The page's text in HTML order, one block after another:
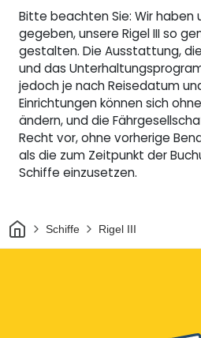
Bitte beachten Sie: Wir haben
gegeben, unsere Rigel III so
gestalten. Die Ausstattung,
und das
jedoch je nach Reisedatum
Einrichtungen können sich
ändern, und die
Recht vor, ohne vorherige
als die zum Zeitpunkt der
Schiffe einzusetzen.
HeimSchiffe Rigel III